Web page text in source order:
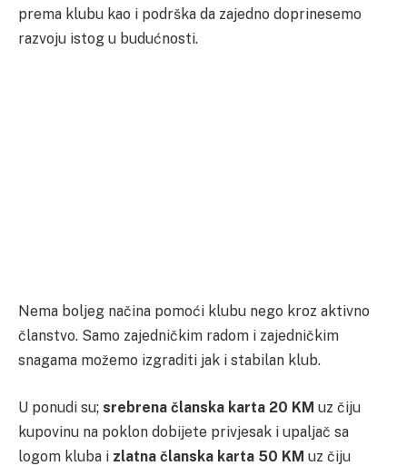
prema klubu kao i podrška da zajedno doprinesemo
razvoju istog u budućnosti.
Nema boljeg načina pomoći klubu nego kroz aktivno
članstvo. Samo zajedničkim radom i zajedničkim
snagama možemo izgraditi jak i stabilan klub.
U ponudi su; srebrena članska karta 20 KM uz čiju
kupovinu na poklon dobijete privjesak i upaljač sa
logom kluba i zlatna članska karta 50 KM uz čiju